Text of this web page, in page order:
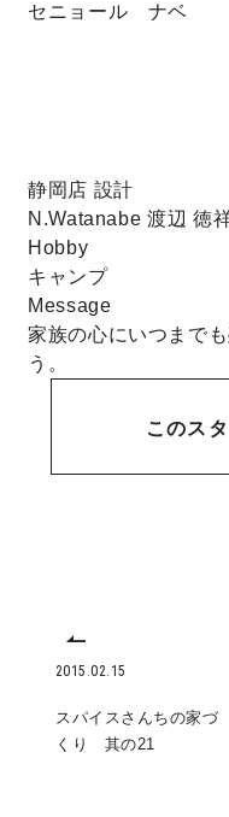
近日分譲予定情報
動画ギャラリー
サイトマップ
セニョール ナベ
静岡店 設計
N.Watanabe 渡辺 徳
Hobby
キャンプ
Message
家族の心にいつまで
う。
このス
2015.02.15
スパイスさんちの家づ
くり 其の21